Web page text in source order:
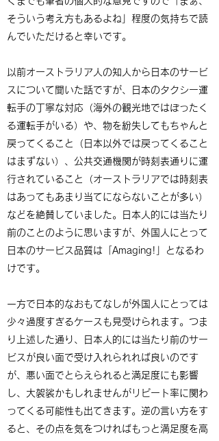
そういう考え方もあるよね」程度の気持ちで読
んでいただけると幸いです。
以前オーストラリア人の知人から日本のサービ
スについて聞いた話ですが、日本のタクシー運
転手の丁寧な対応（海外の観光地ではぼったく
る運転手がいる）や、物を紛失してもちゃんと
戻ってくること（日本以外では戻ってくること
はまずない）、公共交通機関が時刻表通りに運
行されていること（オーストラリアでは時刻表
はあってもあまり当てにならないことが多い）
などを絶賛していました。日本人的には当たり
前のことのように思いますが、外国人にとって
日本のサービス品質は「Amaging!」となるわ
けです。
一方で日本的なおもてなしが外国人にとっては
少々過度すぎるケースも見受けられます。つま
り上述した通り、日本人的には当たり前のサー
ビスが良い面で受け入れられれば良いのです
が、悪い面でとらえられると満足度にも影響
し、大袈裟かもしれませんがリピート率に関わ
ってくる可能性も出てきます。逆の言い方をす
ると、その点を気をつければもっと満足度を高